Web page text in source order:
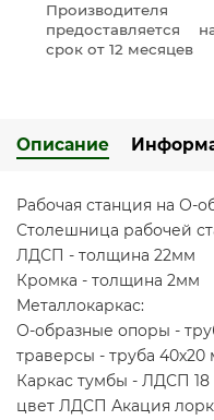
Производителя
предоставляется
срок от 12 месяцев
Описание
Рабочая станция на О-
Столешница рабочей
ЛДСП - толщина 22мм
Кромка - толщина 2мм
Металлокаркас:
О-образные опоры -
траверсы - труба 40х20
Каркас тумбы - ЛДСП
цвет ЛДСП Акация